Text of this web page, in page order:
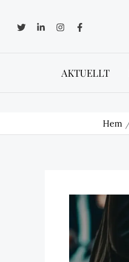
innehåll
AKTUELLT
Hem